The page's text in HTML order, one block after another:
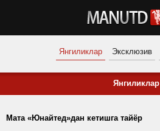
Янгиликлар Эксклюзив
Янгиликлар
Мата «Юнайтед»дан кетишга тайёр